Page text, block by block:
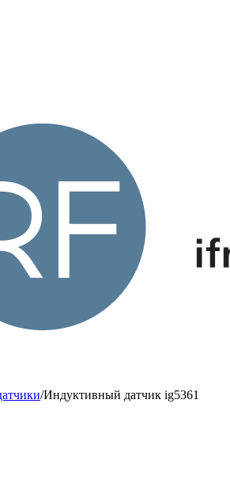
/Индуктивный датчик ig5361